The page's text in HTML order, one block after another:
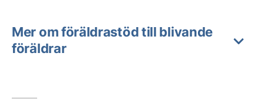
Mer om föräldrastöd till blivande
föräldrar